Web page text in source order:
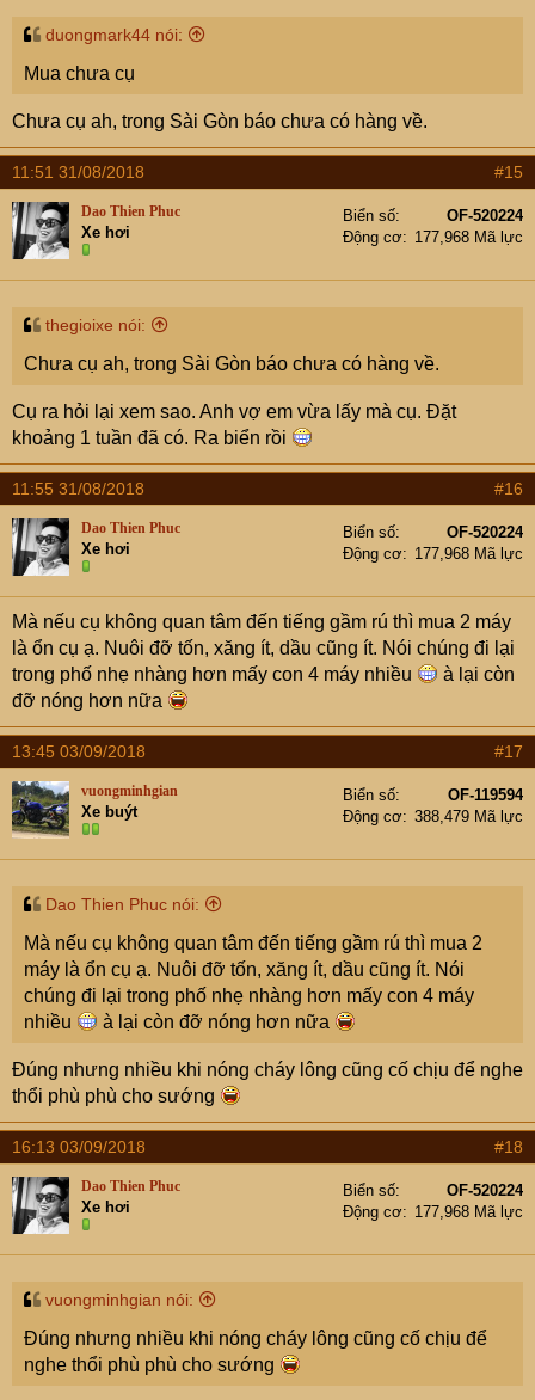
duongmark44 nói:
Mua chưa cụ
Chưa cụ ah, trong Sài Gòn báo chưa có hàng về.
11:51 31/08/2018 #15
Dao Thien Phuc
Xe hơi
Biển số
OF-520224
Động cơ
177,968 Mã lực
thegioixe nói:
Chưa cụ ah, trong Sài Gòn báo chưa có hàng về.
Cụ ra hỏi lại xem sao. Anh vợ em vừa lấy mà cụ. Đặt
khoảng 1 tuần đã có. Ra biển rồi
11:55 31/08/2018 #16
Dao Thien Phuc
Xe hơi
Biển số
OF-520224
Động cơ
177,968 Mã lực
Mà nếu cụ không quan tâm đến tiếng gầm rú thì mua 2 máy
là ổn cụ ạ. Nuôi đỡ tốn, xăng ít, dầu cũng ít. Nói chúng đi lại
trong phố nhẹ nhàng hơn mấy con 4 máy nhiều
à lại còn
đỡ nóng hơn nữa
13:45 03/09/2018 #17
vuongminhgian
Xe buýt
Biển số
OF-119594
Động cơ
388,479 Mã lực
Dao Thien Phuc nói:
Mà nếu cụ không quan tâm đến tiếng gầm rú thì mua 2
máy là ổn cụ ạ. Nuôi đỡ tốn, xăng ít, dầu cũng ít. Nói
chúng đi lại trong phố nhẹ nhàng hơn mấy con 4 máy
nhiều
à lại còn đỡ nóng hơn nữa
Đúng nhưng nhiều khi nóng cháy lông cũng cố chịu để nghe
thổi phù phù cho sướng
16:13 03/09/2018 #18
Dao Thien Phuc
Xe hơi
Biển số
OF-520224
Động cơ
177,968 Mã lực
vuongminhgian nói:
Đúng nhưng nhiều khi nóng cháy lông cũng cố chịu để
nghe thổi phù phù cho sướng